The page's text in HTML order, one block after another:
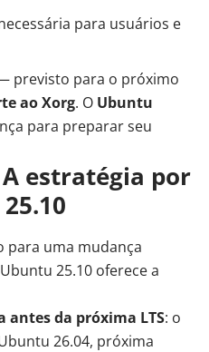
para usuários e
previsto para o próximo
ao Xorg. O Ubuntu
para preparar seu
estratégia por
para uma mudança
25.10 oferece a
da próxima LTS: o
26.04, próxima